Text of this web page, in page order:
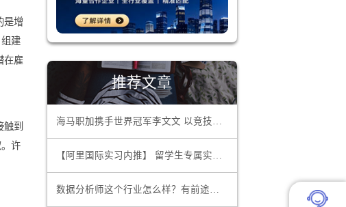
力。重要的是增
的吸引力。组建
能展示给潜在雇
帮助留学生接触到
推荐文章
海马职加携手世界冠军李文文 以竞技精神领航职场超越